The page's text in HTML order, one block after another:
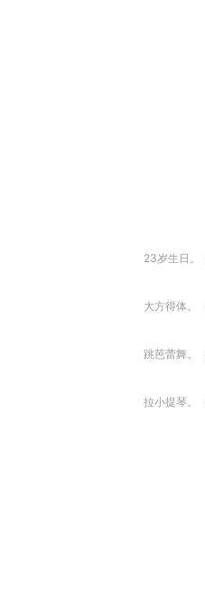
23岁生日。
大方得体。
跳芭蕾舞。
拉小提琴。